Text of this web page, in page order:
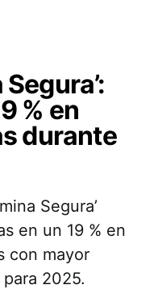
% en
durante
Segura’
en un 19 % en
con mayor
2025.